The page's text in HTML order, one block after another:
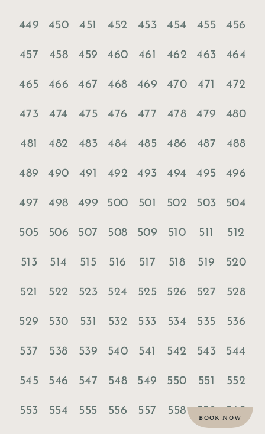
BOOK NOW
449 450 451 452 453 454 455 456
457 458 459 460 461 462 463 464
465 466 467 468 469 470 471 472
473 474 475 476 477 478 479 480
481 482 483 484 485 486 487 488
489 490 491 492 493 494 495 496
497 498 499 500 501 502 503 504
505 506 507 508 509 510 511 512
513 514 515 516 517 518 519 520
521 522 523 524 525 526 527 528
529 530 531 532 533 534 535 536
537 538 539 540 541 542 543 544
545 546 547 548 549 550 551 552
553 554 555 556 557 558